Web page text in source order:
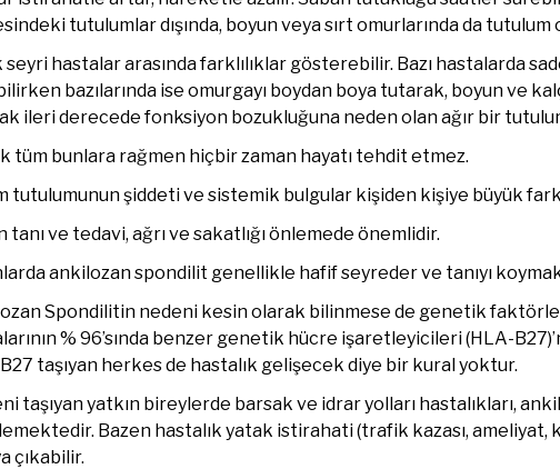
tutulumlar dışında, boyun veya sırt omurlarında da tutulum
seyri hastalar arasında farklılıklar gösterebilir. Bazı hastalarda
bazılarında ise omurgayı boydan boya tutarak, boyun ve
ileri derecede fonksiyon bozukluğuna neden olan ağır bir
tüm bunlara rağmen hiçbir zaman hayatı tehdit etmez.
tutulumunun şiddeti ve sistemik bulgular kişiden kişiye büyük
tanı ve tedavi, ağrı ve sakatlığı önlemede önemlidir.
ankilozan spondilit genellikle hafif seyreder ve tanıyı
Spondilitin nedeni kesin olarak bilinmese de genetik
% 96’sında benzer genetik hücre işaretleyicileri (HLA-
taşıyan herkes de hastalık gelişecek diye bir kural yoktur.
taşıyan yatkın bireylerde barsak ve idrar yolları hastalıkları,
Bazen hastalık yatak istirahati (trafik kazası, ameliyat,
çıkabilir.